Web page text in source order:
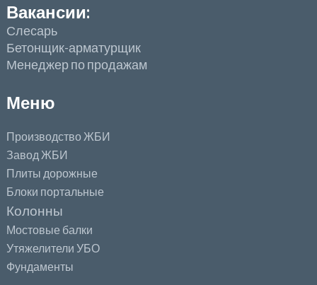
Вакансии:
Слесарь
Бетонщик-арматурщик
Менеджер по продажам
Меню
Производство ЖБИ
Завод ЖБИ
Плиты дорожные
Блоки портальные
Колонны
Мостовые балки
Утяжелители УБО
Фундаменты